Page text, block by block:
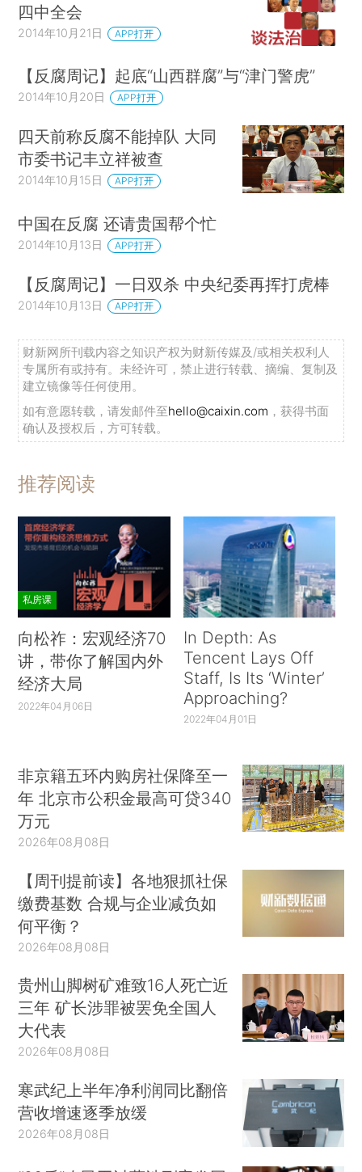
四中全会
2014年10月21日 APP打开
【反腐周记】起底“山西群腐”与“津门警虎”
2014年10月20日 APP打开
四天前称反腐不能掉队 大同
市委书记丰立祥被查
2014年10月15日 APP打开
中国在反腐 还请贵国帮个忙
2014年10月13日 APP打开
【反腐周记】一日双杀 中央纪委再挥打虎棒
2014年10月13日 APP打开
财新网所刊载内容之知识产权为财新传媒及/或相关权利人
专属所有或持有。未经许可，禁止进行转载、摘编、复制及
建立镜像等任何使用。
如有意愿转载，请发邮件至hello@caixin.com ，获得书面
确认及授权后，方可转载。
推荐阅读
私房课
向松祚：宏观经济70
讲，带你了解国内外
经济大局
2022年04月06日
In Depth: As
Tencent Lays Off
Staff, Is Its ‘Winter’
Approaching?
2022年04月01日
非京籍五环内购房社保降至一
年 北京市公积金最高可贷340
万元
2026年08月08日
【周刊提前读】各地狠抓社保
缴费基数 合规与企业减负如
何平衡？
2026年08月08日
贵州山脚树矿难致16人死亡近
三年 矿长涉罪被罢免全国人
大代表
2026年08月08日
寒武纪上半年净利润同比翻倍
营收增速逐季放缓
2026年08月08日